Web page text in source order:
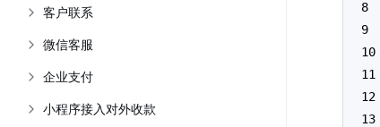
客户联系
微信客服
企业支付
小程序接入对外收款